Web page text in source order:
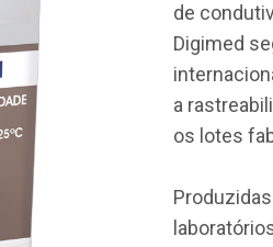
de
Digimed
a
os lotes